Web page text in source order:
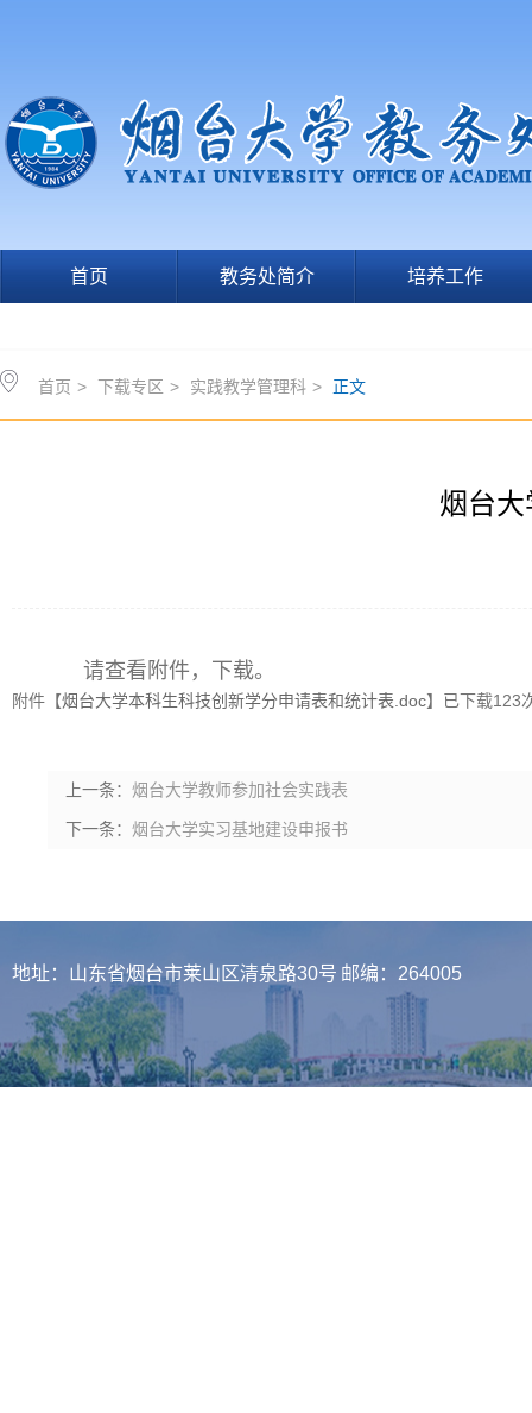
首页 教务处简介 培养工作
首页 > 下载专区 > 实践教学管理科 > 正文
烟台
请查看附件，下载。
附件【烟台大学本科生科技创新学分申请表和统计表.doc】已下载123
上一条： 烟台大学教师参加社会实践表
下一条： 烟台大学实习基地建设申报书
地址：山东省烟台市莱山区清泉路30号 邮编：264005